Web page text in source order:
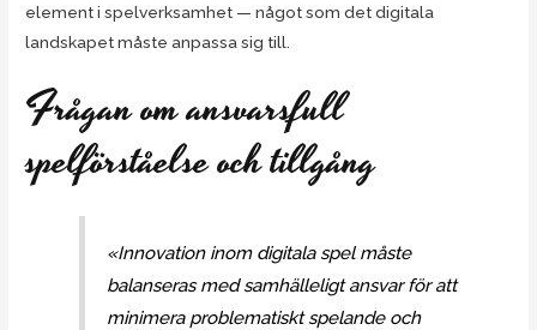
element i spelverksamhet — något som det digitala
landskapet måste anpassa sig till.
Frågan om ansvarsfull
spelförståelse och tillgång
«Innovation inom digitala spel måste
balanseras med samhälleligt ansvar för att
minimera problematiskt spelande och